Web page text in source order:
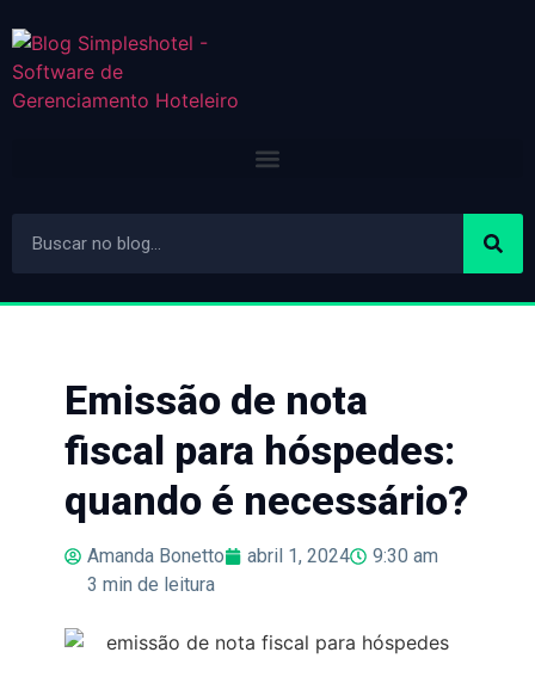
Emissão de nota
fiscal para hóspedes:
quando é necessário?
Amanda Bonetto abril 1, 2024
9:30 am
3 min de leitura